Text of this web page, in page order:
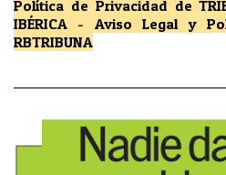
Política de Privacidad de
IBÉRICA - Aviso Legal y
RBTRIBUNA